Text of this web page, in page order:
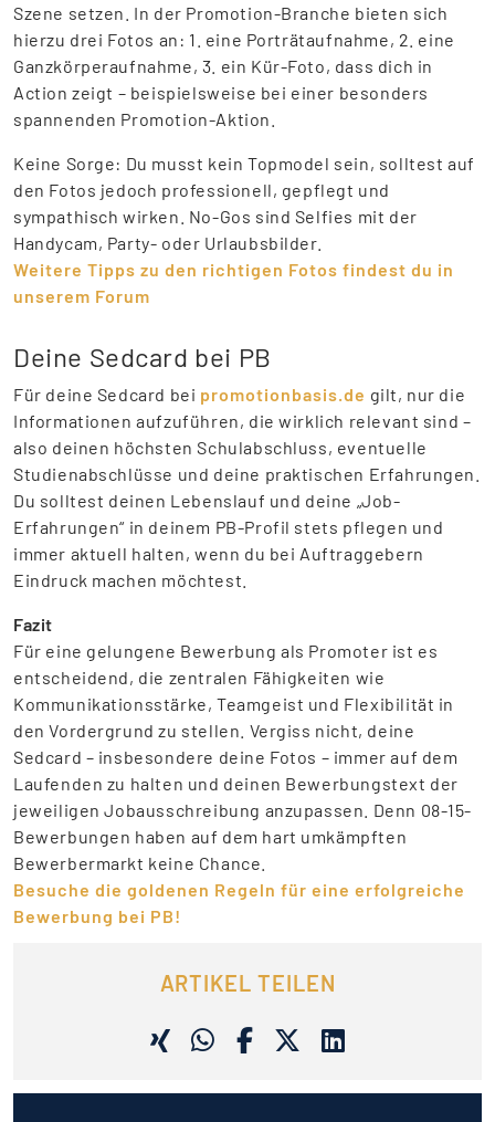
Szene setzen. In der Promotion-Branche bieten sich
hierzu drei Fotos an: 1. eine Porträtaufnahme, 2. eine
Ganzkörperaufnahme, 3. ein Kür-Foto, dass dich in
Action zeigt – beispielsweise bei einer besonders
spannenden Promotion-Aktion.
Keine Sorge: Du musst kein Topmodel sein, solltest auf
den Fotos jedoch professionell, gepflegt und
sympathisch wirken. No-Gos sind Selfies mit der
Handycam, Party- oder Urlaubsbilder.
Weitere Tipps zu den richtigen Fotos findest du in
unserem Forum
Deine Sedcard bei PB
Für deine Sedcard bei promotionbasis.de gilt, nur die
Informationen aufzuführen, die wirklich relevant sind –
also deinen höchsten Schulabschluss, eventuelle
Studienabschlüsse und deine praktischen Erfahrungen.
Du solltest deinen Lebenslauf und deine „Job-
Erfahrungen“ in deinem PB-Profil stets pflegen und
immer aktuell halten, wenn du bei Auftraggebern
Eindruck machen möchtest.
Fazit
Für eine gelungene Bewerbung als Promoter ist es
entscheidend, die zentralen Fähigkeiten wie
Kommunikationsstärke, Teamgeist und Flexibilität in
den Vordergrund zu stellen. Vergiss nicht, deine
Sedcard – insbesondere deine Fotos – immer auf dem
Laufenden zu halten und deinen Bewerbungstext der
jeweiligen Jobausschreibung anzupassen. Denn 08-15-
Bewerbungen haben auf dem hart umkämpften
Bewerbermarkt keine Chance.
Besuche die goldenen Regeln für eine erfolgreiche
Bewerbung bei PB!
ARTIKEL TEILEN